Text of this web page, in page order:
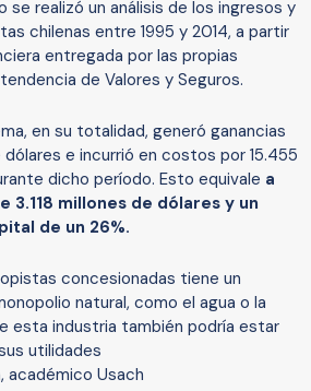
se realizó un análisis de los ingresos y
chilenas entre 1995 y 2014, a partir
entregada por las propias
de Valores y Seguros.
en su totalidad, generó ganancias
dólares e incurrió en costos por 15.455
dicho período. Esto equivale a
3.118 millones de dólares y un
de un 26%.
concesionadas tiene un
natural, como el agua o la
esta industria también podría estar
utilidades
académico Usach